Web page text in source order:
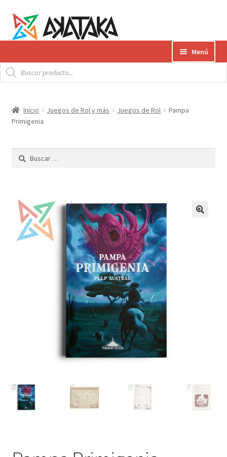
la
navegación
contenido
Menú
Productos
el
Envíos
AKATAKA BOOKS
Mi cuenta
Búsqueda
de
productos
Inicio Juegos de Rol y más Juegos de Rol
Pampa
Primigenia
Buscar: